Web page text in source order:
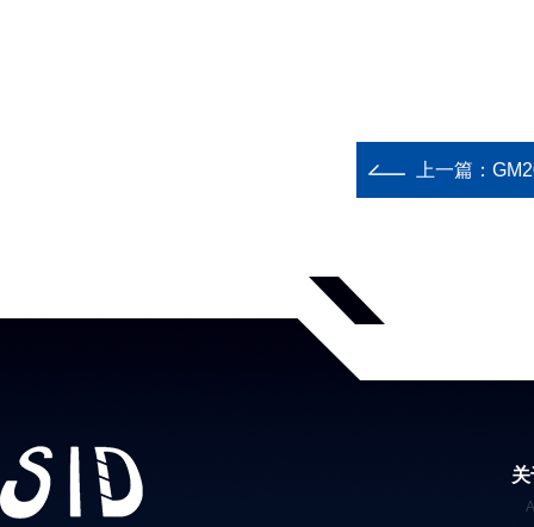
上一篇：